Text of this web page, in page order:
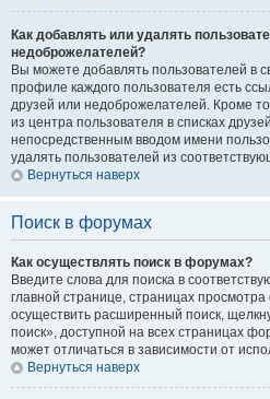
Как добавлять или удалять
недоброжелателей?
Вы можете добавлять пользователей в
профиле каждого пользователя есть
друзей или недоброжелателей. Кроме
из центра пользователя в списках
непосредственным вводом имени
удалять пользователей из
Вернуться наверх
Поиск в форумах
Как осуществлять поиск в форумах?
Введите слова для поиска в
главной странице, страницах
осуществить расширенный поиск,
поиск», доступной на всех страницах
может отличаться в зависимости от
Вернуться наверх